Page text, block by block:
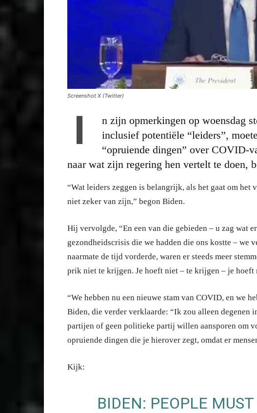
Screenshot X (Twitter)
I
n zijn opmerkingen op woensdag
inclusief potentiële “leiders”,
“opruiende dingen” over COVID-
naar wat zijn regering hen vertelt te doen,
“Wat leiders zeggen is belangrijk, als het gaat om het
niet zeker van zijn,” begon Biden.
Hij vervolgde, “En een van die gebieden – u zag wat
gezondheidscrisis die we hadden die ons kostte – we
naarmate de tijd vorderde, waren er steeds meer
prik niet te krijgen. Je hoeft niet – te krijgen – je hoeft
“We hebben nu een nieuwe stam van COVID, en we
Biden, die verder verklaarde: “Ik zou alleen degenen
partijen of geen politieke partij willen aansporen om
opruiende dingen die je hierover zegt, omdat er
Kijk:
BIDEN: PEOPLE